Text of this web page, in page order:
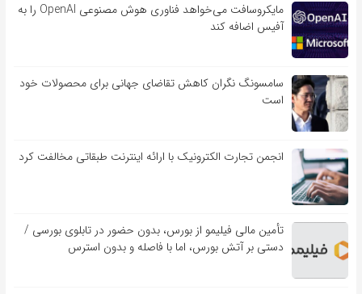
مایکروسافت می‌خواهد فناوری هوش مصنوعی OpenAI را به
آفیس اضافه کند
سامسونگ نگران کاهش تقاضای جهانی برای محصولات خود
است
انجمن تجارت الکترونیک با ارائه اینترنت طبقاتی مخالفت کرد
تأمین مالی فیلیمو از بورس، بدون حضور در تابلوی بورسی /
دستی بر آتش بورس، اما با فاصله و بدون استرس